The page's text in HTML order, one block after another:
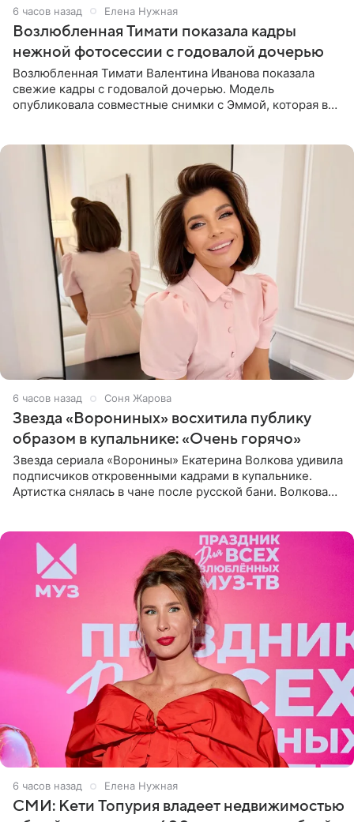
6 часов назад Елена Нужная
Возлюбленная Тимати показала кадры
нежной фотосессии с годовалой дочерью
Возлюбленная Тимати Валентина Иванова показала
свежие кадры с годовалой дочерью. Модель
опубликовала совместные снимки с Эммой, которая в
6 часов назад Соня Жарова
Звезда «Ворониных» восхитила публику
образом в купальнике: «Очень горячо»
Звезда сериала «Воронины» Екатерина Волкова удивила
подписчиков откровенными кадрами в купальнике.
Артистка снялась в чане после русской бани. Волкова
6 часов назад Елена Нужная
СМИ: Кети Топурия владеет недвижимостью